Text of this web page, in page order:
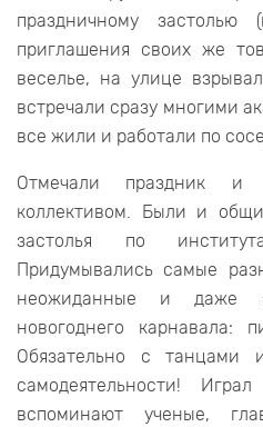
праздничному
приглашения своих же
веселье, на улице
встречали сразу многими
все жили и работали по
Отмечали праздник
коллективом. Были и
застолья по
Придумывались самые
неожиданные и даже
новогоднего карнавала:
Обязательно с танцами
самодеятельности!
вспоминают ученые,